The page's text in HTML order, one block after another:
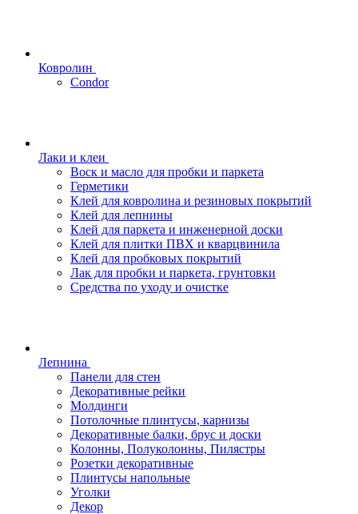
Ковролин
Condor
Лаки и клеи
Воск и масло для пробки и паркета
Герметики
Клей для ковролина и резиновых покрытий
Клей для лепнины
Клей для паркета и инженерной доски
Клей для плитки ПВХ и кварцвинила
Клей для пробковых покрытий
Лак для пробки и паркета, грунтовки
Средства по уходу и очистке
Лепнина
Панели для стен
Декоративные рейки
Молдинги
Потолочные плинтусы, карнизы
Декоративные балки, брус и доски
Колонны, Полуколонны, Пилястры
Розетки декоративные
Плинтусы напольные
Уголки
Декор